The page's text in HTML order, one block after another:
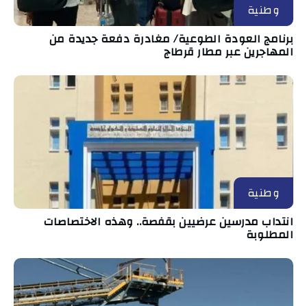
وطنية
برنامج العودة الطوعية/ مغادرة دفعة جديدة من
المهاجرين عبر مطار قرطاج
وطنية
انتداب مدرسين عرضيين بقفصة.. وهذه الاختصاصات
المطلوبة